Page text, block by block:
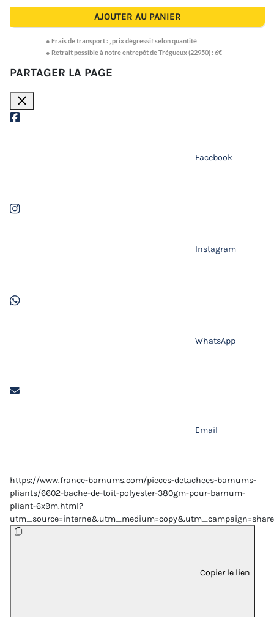
AJOUTER AU PANIER
● Frais de transport : prix dégressif selon quantité
● Retrait possible à notre entrepôt de Trégueux (22950) : 6€
PARTAGER LA PAGE
close
Facebook
Instagram
WhatsApp
Email
https://www.france-barnums.com/pieces-detachees-barnums-
pliants/6602-bache-de-toit-polyester-380gm-pour-barnum-
pliant-6x9m.html?
Copier le lien